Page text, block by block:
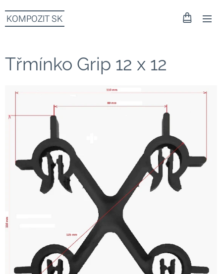
KOMPOZIT SK
Třmínko Grip 12 x 12